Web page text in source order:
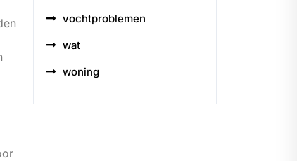
vochtproblemen
wat
woning